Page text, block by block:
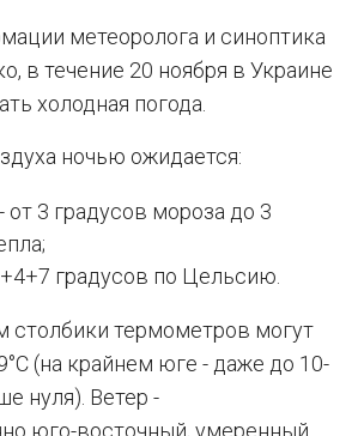
метеоролога и синоптика
в течение 20 ноября в Украине
холодная погода.
ночью ожидается:
от 3 градусов мороза до 3
градусов по Цельсию.
термометров могут
(на крайнем юге - даже до 10-
нуля). Ветер -